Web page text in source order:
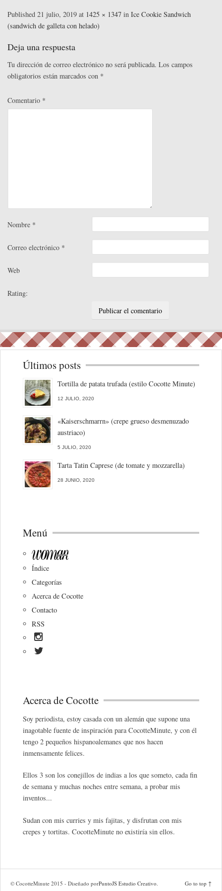
ok r In es pa
bo
ok
tte
r
ed
In
ail er m
r
Published 21 julio, 2019 at 1425 × 1347 in Ice Cookie Sandwich
(sandwich de galleta con helado)
Deja una respuesta
Tu dirección de correo electrónico no será publicada. Los campos
obligatorios están marcados con *
Comentario *
Nombre *
Correo electrónico *
Web
Rating:
Últimos posts
Tortilla de patata trufada (estilo Cocotte Minute)
12 JULIO, 2020
«Kaiserschmarrn» (crepe grueso desmenuzado
austriaco)
5 JULIO, 2020
Tarta Tatin Caprese (de tomate y mozzarella)
28 JUNIO, 2020
Menú
Índice
Categorías
Acerca de Cocotte
Contacto
RSS
Acerca de Cocotte
Soy periodista, estoy casada con un alemán que supone una
inagotable fuente de inspiración para CocotteMinute, y con él
tengo 2 pequeños hispanoalemanes que nos hacen
inmensamente felices.
Ellos 3 son los conejillos de indias a los que someto, cada fin
de semana y muchas noches entre semana, a probar mis
inventos...
Sudan con mis curries y mis fajitas, y disfrutan con mis
crepes y tortitas. CocotteMinute no existiría sin ellos.
© CocotteMinute 2015 - Diseñado porPuntoJS Estudio Creativo. Go to top ↑